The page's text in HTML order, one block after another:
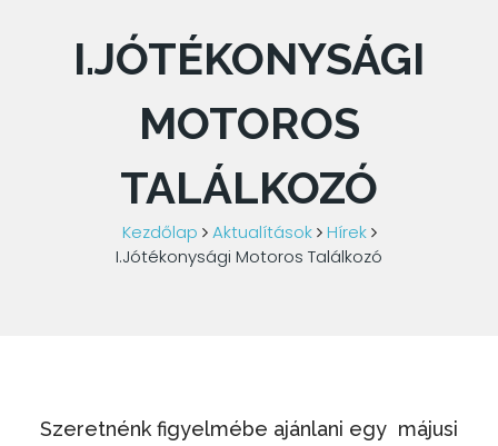
I.JÓTÉKONYSÁGI
MOTOROS
TALÁLKOZÓ
Kezdőlap Aktualítások
Hírek
I.Jótékonysági Motoros Találkozó
Szeretnénk figyelmébe ajánlani egy májusi